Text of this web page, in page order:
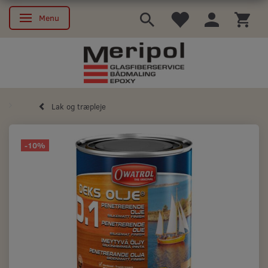
Skifte navigation
Menu
Lak og træpleje
-10%